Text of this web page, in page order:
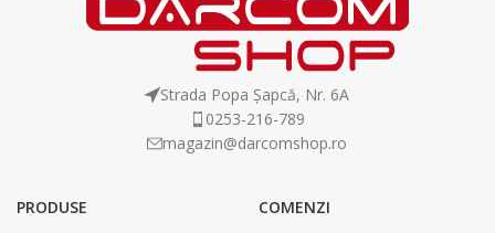
Strada Popa Șapcă, Nr. 6A
0253-216-789
magazin@darcomshop.ro
PRODUSE
COMENZI